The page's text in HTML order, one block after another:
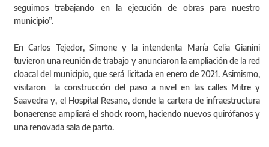
seguimos trabajando en la ejecución de obras para nuestro
municipio”.
En Carlos Tejedor, Simone y la intendenta María Celia Gianini
tuvieron una reunión de trabajo y anunciaron la ampliación de la red
cloacal del municipio, que será licitada en enero de 2021. Asimismo,
visitaron la construcción del paso a nivel en las calles Mitre y
Saavedra y, el Hospital Resano, donde la cartera de infraestructura
bonaerense ampliará el shock room, haciendo nuevos quirófanos y
una renovada sala de parto.